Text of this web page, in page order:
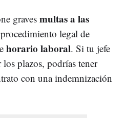
graves multas a las
legal de
horario laboral. Si tu jefe
plazos, podrías tener
con una indemnización